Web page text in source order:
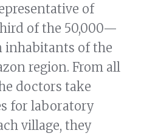
of
of the 50,000—
inhabitants of the
region. From all
doctors take
for laboratory
village, they